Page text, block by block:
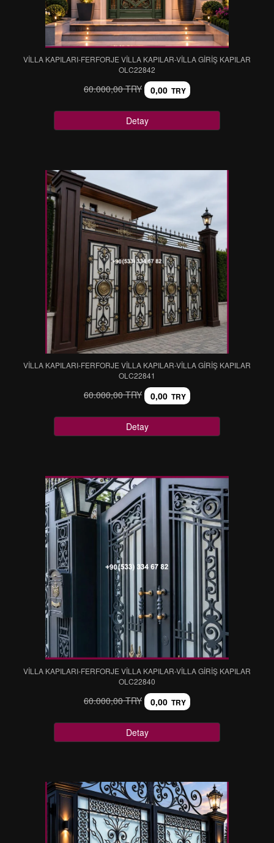
VİLLA KAPILARI-FERFORJE VİLLA KAPILAR-VİLLA GİRİŞ KAPILAR
OLC22842
60.000,00 TRY 0,00 TRY
Detay
VİLLA KAPILARI-FERFORJE VİLLA KAPILAR-VİLLA GİRİŞ KAPILAR
OLC22841
60.000,00 TRY 0,00 TRY
Detay
VİLLA KAPILARI-FERFORJE VİLLA KAPILAR-VİLLA GİRİŞ KAPILAR
OLC22840
60.000,00 TRY 0,00 TRY
Detay